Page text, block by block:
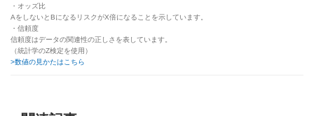
・オッズ比
AをしないとBになるリスクがX倍になることを示しています。
・信頼度
信頼度はデータの関連性の正しさを表しています。
（統計学のZ検定を使用）
>数値の見かたはこちら